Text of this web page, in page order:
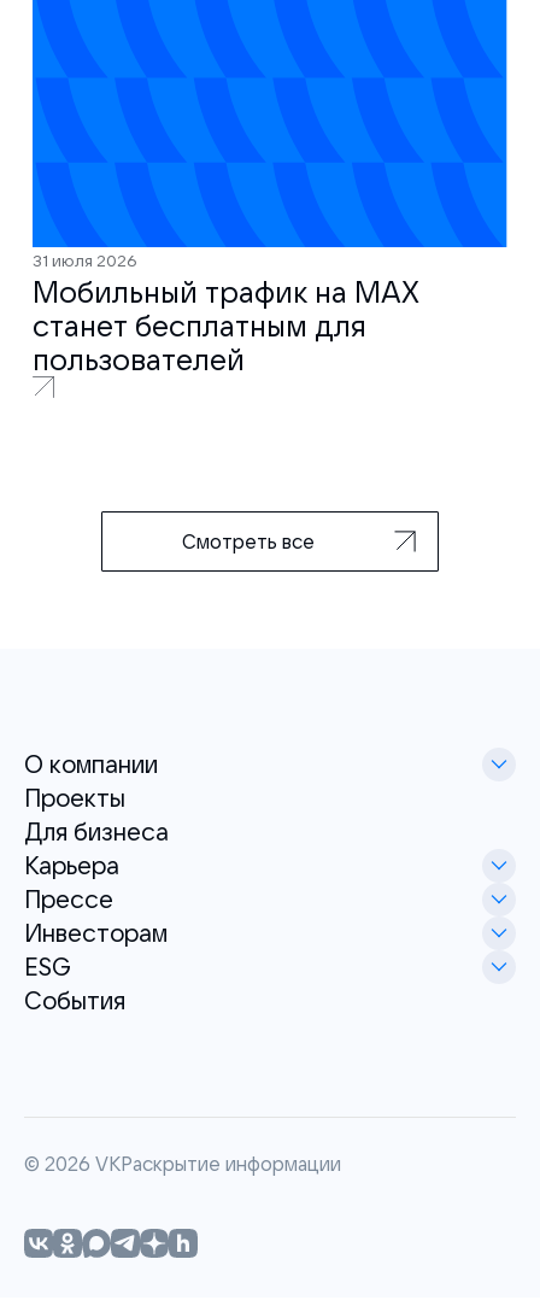
31 июля 2026
Мобильный трафик на MAX
станет бесплатным для
пользователей
Смотреть все
О компании
Проекты
Для бизнеса
Карьера
Прессе
Инвесторам
ESG
События
© 2026 VKРаскрытие информации